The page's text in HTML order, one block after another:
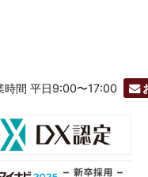
時間 平日9:00〜17:00